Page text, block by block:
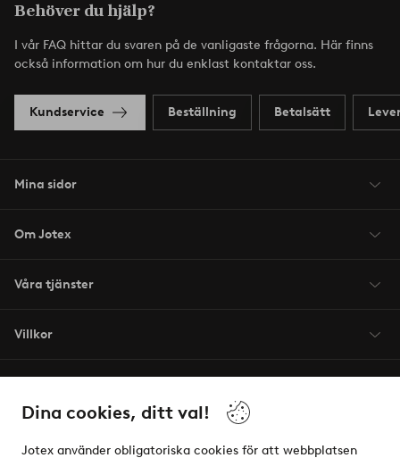
Dina cookies, ditt val!
Jotex använder obligatoriska cookies för att webbplatsen
Behöver du hjälp?
I vår FAQ hittar du svaren på de vanligaste frågorna. Här finns
också information om hur du enklast kontaktar oss.
Kundservice Beställning Betalsätt
Mina sidor
Om Jotex
Våra tjänster
Villkor